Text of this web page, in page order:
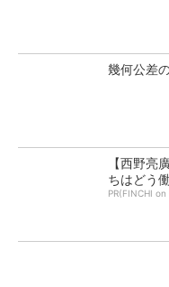
幾何公差
【西野
ちはどう
PR(FINCHI on